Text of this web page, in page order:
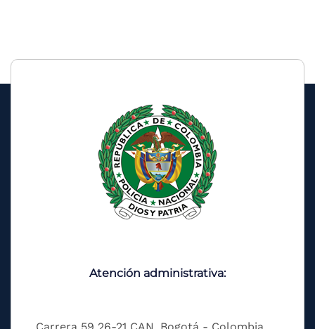
Atención administrativa: